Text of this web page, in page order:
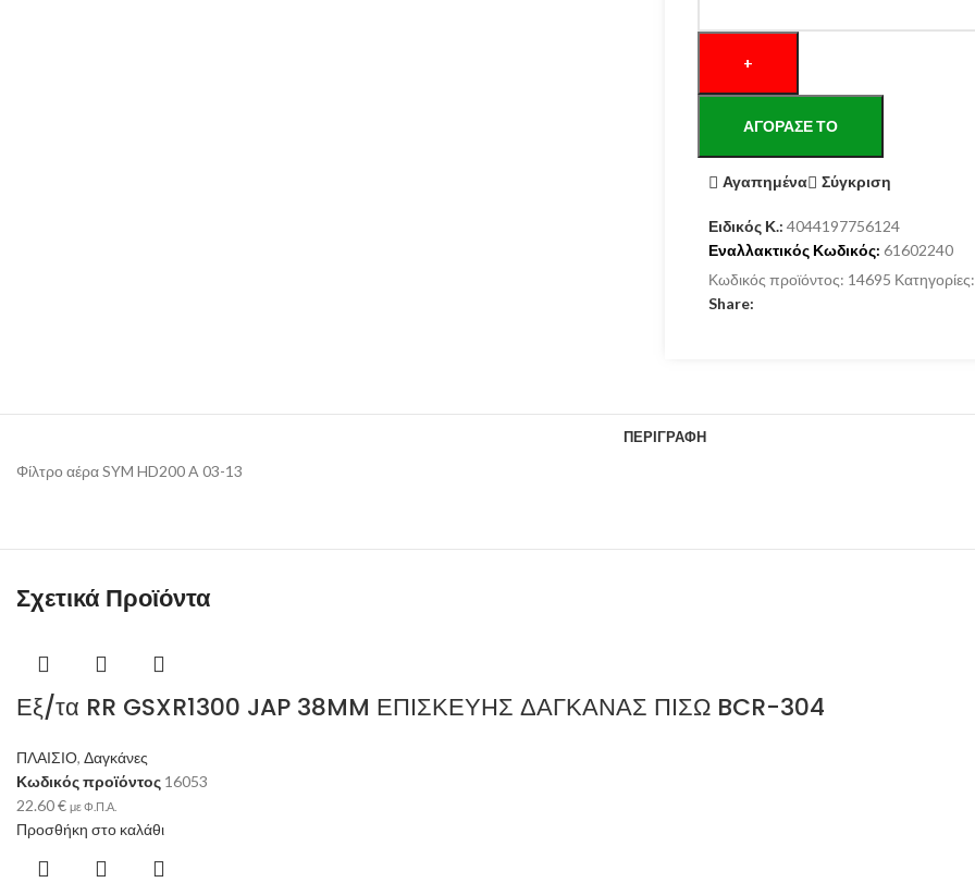
ΑΓΌΡΑΣΕ ΤΟ
Αγαπημένα Σύγκριση
Ειδικός Κ.: 4044197756124
Εναλλακτικός Κωδικός: 61602240
Κωδικός προϊόντος: 14695 Κατηγορίες:
Share:
ΠΕΡΙΓΡΑΦΉ
Φίλτρο αέρα SYM HD200 A 03-13
Σχετικά Προϊόντα
Εξ/τα RR GSXR1300 JAP 38MM ΕΠΙΣΚΕΥΗΣ ΔΑΓΚΑΝΑΣ ΠΙΣΩ BCR-304
ΠΛΑΙΣΙΟ, Δαγκάνες
Κωδικός προϊόντος 16053
22.60€ με Φ.Π.Α.
Προσθήκη στο καλάθι